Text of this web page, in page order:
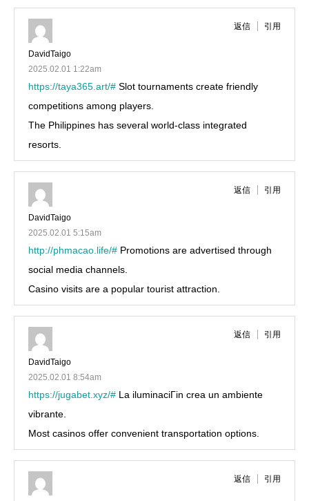
DavidTaigo
2025.02.01 1:22am
返信 引用
https://taya365.art/# Slot tournaments create friendly
competitions among players.
The Philippines has several world-class integrated
resorts.
DavidTaigo
2025.02.01 5:15am
返信 引用
http://phmacao.life/# Promotions are advertised through
social media channels.
Casino visits are a popular tourist attraction.
DavidTaigo
2025.02.01 8:54am
返信 引用
https://jugabet.xyz/# La iluminaciГіn crea un ambiente
vibrante.
Most casinos offer convenient transportation options.
返信 引用